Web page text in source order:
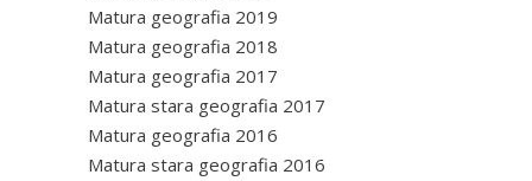
Matura geografia 2019
Matura geografia 2018
Matura geografia 2017
Matura stara geografia 2017
Matura geografia 2016
Matura stara geografia 2016